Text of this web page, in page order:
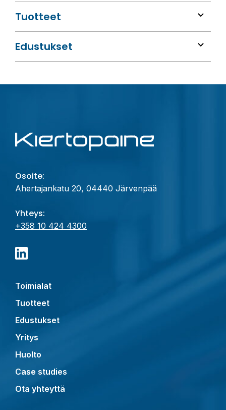
Tuotteet
Edustukset
Osoite:
Ahertajankatu 20, 04440 Järvenpää
Yhteys:
+358 10 424 4300
Toimialat
Tuotteet
Edustukset
Yritys
Huolto
Case studies
Ota yhteyttä